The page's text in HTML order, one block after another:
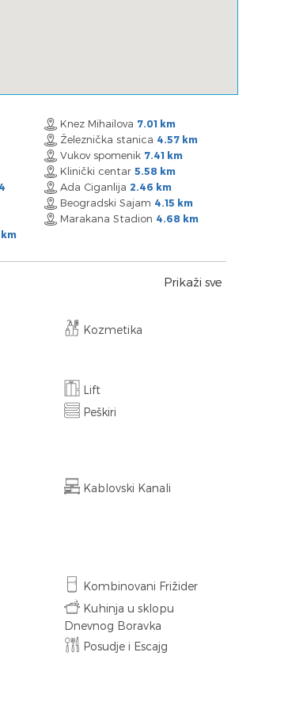
Knez Mihailova 7.01 km
Železnička stanica 4.57 km
Vukov spomenik 7.41 km
Klinički centar 5.58 km
Ada Ciganlija 2.46 km
Beogradski Sajam 4.15 km
Marakana Stadion 4.68 km
Prikaži sve
Kozmetika
Lift
Peškiri
Kablovski Kanali
Kombinovani Frižider
Kuhinja u sklopu
Dnevnog Boravka
Posudje i Escajg